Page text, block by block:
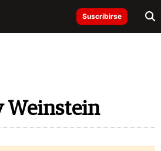
Suscribirse
Weinstein